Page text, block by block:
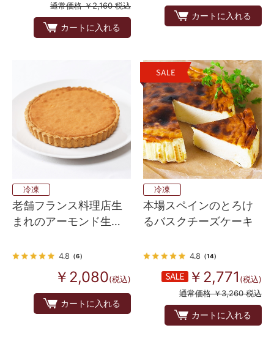
通常価格 ￥2,160 税込
カートに入れる
カートに入れる
冷凍
老舗フランス料理店生
まれのアーモンド生地
4.8 （6）
￥2,080(税込)
カートに入れる
冷凍
本場スペインのとろけ
るバスクチーズケーキ
4.8 （14）
￥2,771 (税込)
通常価格 ￥3,260 税込
カートに入れる